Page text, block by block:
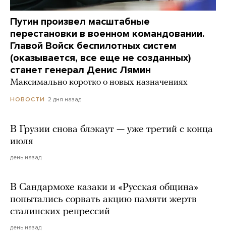
Путин произвел масштабные
перестановки в военном командовании.
Главой Войск беспилотных систем
(оказывается, все еще не созданных)
станет генерал Денис Лямин
Максимально коротко о новых назначениях
НОВОСТИ 2 дня назад
В Грузии снова блэкаут — уже третий с конца
июля
день назад
В Сандармохе казаки и «Русская община»
попытались сорвать акцию памяти жертв
сталинских репрессий
день назад